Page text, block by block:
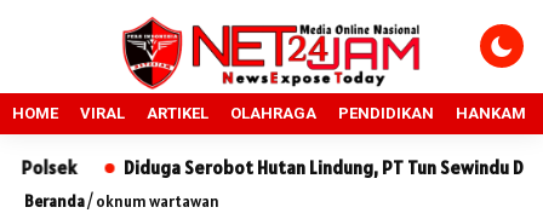
HOME VIRAL ARTIKEL OLAHRAGA PENDIDIKAN HANKAM
Diduga Serobot Hutan Lindung, PT Tun Sewindu
Beranda/oknum wartawan